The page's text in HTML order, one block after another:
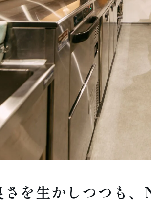
さを生かしつつも